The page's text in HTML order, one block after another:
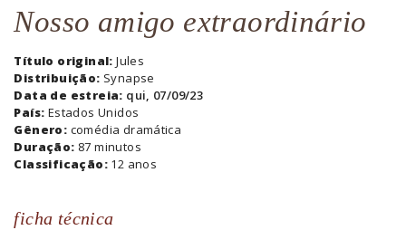
Nosso amigo extraordinário
Título original:Jules
Distribuição: Synapse
Data de estreia: qui, 07/09/23
País: Estados Unidos
Gênero: comédia dramática
Duração: 87 minutos
Classificação: 12 anos
ficha técnica